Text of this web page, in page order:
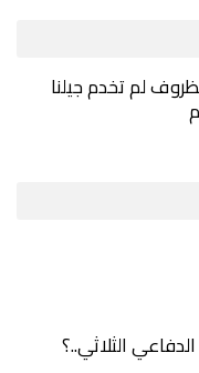
لم تخدم جيلنا
الثلاثي..؟